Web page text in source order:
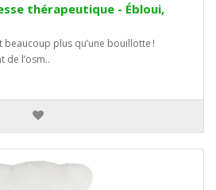
thérapeutique - Ébloui,
beaucoup plus qu’une bouillotte !
de l’osm..